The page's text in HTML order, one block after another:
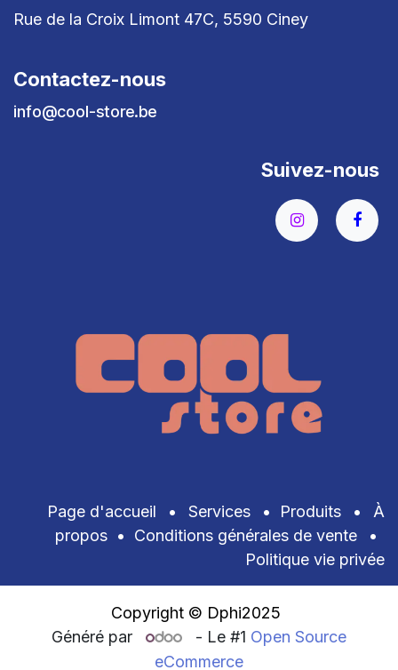
Rue de la Croix Limont 47C, 5590 Ciney
Contactez-nous
info@cool-store.be
Suivez-nous
Page d'accueil • Services • Produits •
À
propos • Conditions générales de vente
•
Politique vie privée
Copyright © Dphi2025
Généré par
- Le #1 Open Source
eCommerce